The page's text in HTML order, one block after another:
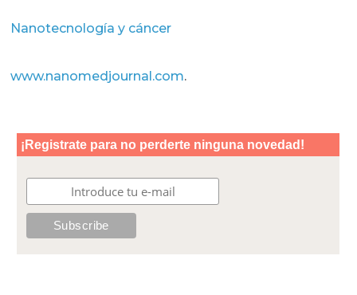
Nanotecnología y cáncer
www.nanomedjournal.com.